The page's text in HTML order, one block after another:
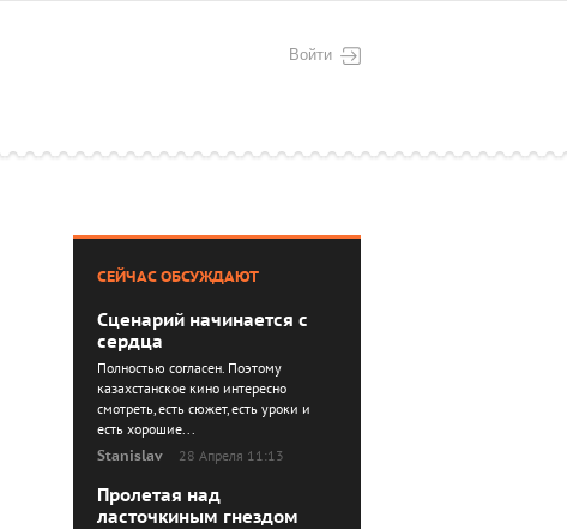
Войти
СЕЙЧАС ОБСУЖДАЮТ
Сценарий начинается с
сердца
Полностью согласен. Поэтому
казахстанское кино интересно
смотреть, есть сюжет, есть уроки и
есть хорошие...
Stanislav
28 Апреля 11:13
Пролетая над
ласточкиным гнездом